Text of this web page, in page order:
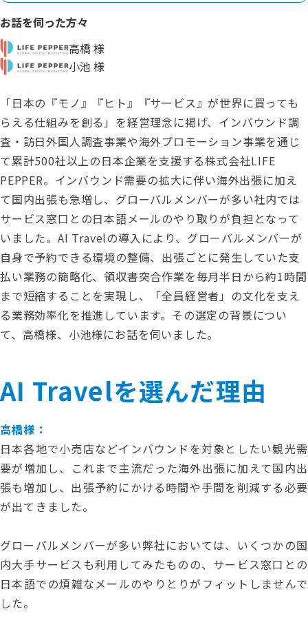
お話を伺った方々
高橋 様
小池 様
「日本の『モノ』『ヒト』『サービス』が世界に買っても
らえる仕組みを創る」を経営理念に掲げ、インバウンド調
査・訪日外国人調査事業や海外プロモーション事業を通じ
て累計500社以上の日本企業を支援する株式会社LIFE
PEPPER。インバウンド需要の拡大に伴い海外出張に加え
て国内出張も急増し、グローバルメンバーが多い社内では
サービス窓口との日本語メールのやり取りが負担となって
いました。AI Travelの導入により、グローバルメンバーが
自身で予約できる環境の整備、出張ごとに発生していた支
払い業務の簡略化、領収書突合作業を毎月半日から約1時間
まで短縮することを実現し、「全員経営者」の文化を支え
る業務効率化を推進しています。その選定の背景につい
て、高橋様、小池様にお話を伺いました。
AI Travelを選んだ理由
高橋様：
日本各地で小売店などインバウンドを対象としたい観光需
要が増加し、これまで主流だった海外出張に加えて国内出
張も増加し、出張予約にかける時間や手間を削減する必要
が出てきました。
グローバルメンバーが多い弊社においては、いくつかの国
内大手サービスも利用してみたものの、サービス窓口との
日本語での煩雑なメールのやりとりがフィットしませんで
した。